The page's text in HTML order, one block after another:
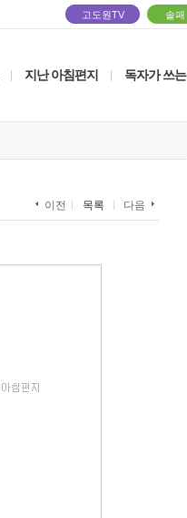
고도원TV 솔패
지난 아침편지 독자가 쓰
이전 목록 다음